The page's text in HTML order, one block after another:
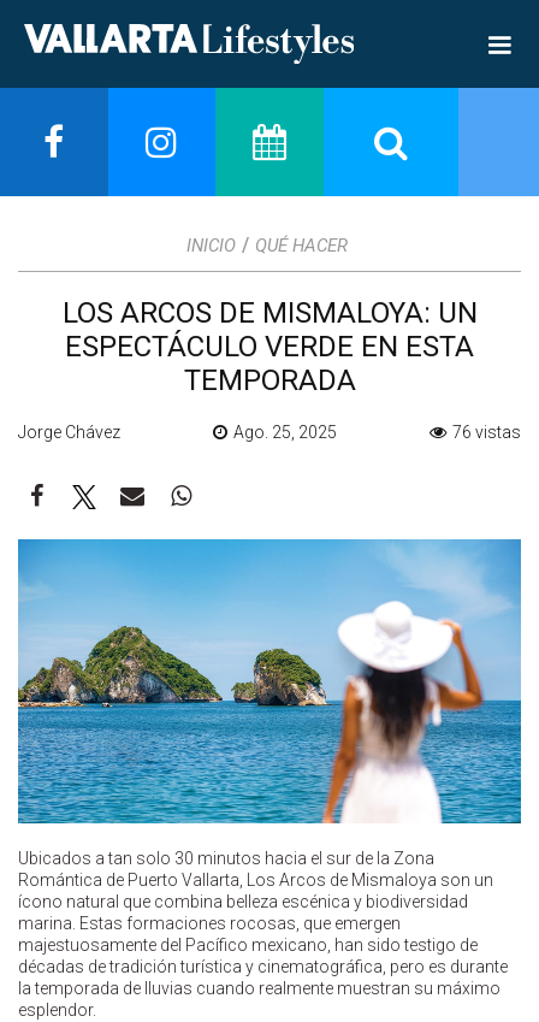
INICIO / QUÉ HACER
LOS ARCOS DE MISMALOYA: UN
ESPECTÁCULO VERDE EN ESTA
TEMPORADA
Jorge Chávez Ago. 25, 2025 76 vistas
Ubicados a tan solo 30 minutos hacia el sur de la Zona
Romántica de Puerto Vallarta, Los Arcos de Mismaloya son un
ícono natural que combina belleza escénica y biodiversidad
marina. Estas formaciones rocosas, que emergen
majestuosamente del Pacífico mexicano, han sido testigo de
décadas de tradición turística y cinematográfica, pero es durante
la temporada de lluvias cuando realmente muestran su máximo
esplendor.